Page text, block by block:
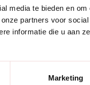
media te bieden en om
partners voor social
informatie die u aan
Marketing
€24,95